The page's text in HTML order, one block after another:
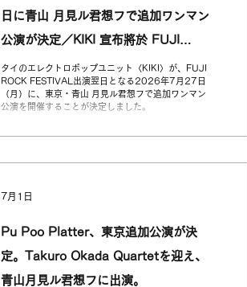
TANGINGUGUN、黒岩あすかと夜を迎えて開催。
◼︎京都公演詳細 / ◼︎ 松本公演詳細 / ◼︎ 東京公演詳細
香港出身、倫敦為據點的創作歌手〈mui zyu〉廣東話
自我翻唱專輯《nothing or something to die for
日に青山 月見ル君想フで追加ワンマン
公演が決定／KIKI 宣布將於 FUJI
ROCK FESTIVAL 演出翌日，在青山
月見ル君想フ舉行追加專場演出
タイのエレクトロポップユニット〈KIKI〉が、FUJI
ROCK FESTIVAL出演翌日となる2026年7月27日
（月）に、東京・青山 月見ル君想フで追加ワンマン
公演を開催することが決定しました。
Pu Poo Platter、東京追加公演が決
定。Takuro Okada Quartetを迎え、
青山月見ル君想フに出演。
7月1日